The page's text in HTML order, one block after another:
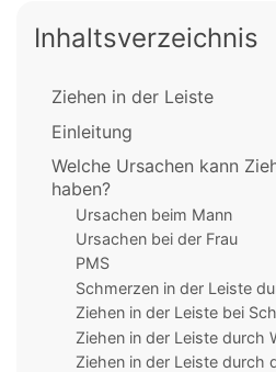
Inhaltsverzeichnis
Ziehen in der Leiste
Einleitung
Welche Ursachen kann
haben?
Ursachen beim Mann
Ursachen bei der Frau
PMS
Schmerzen in der Leiste
Ziehen in der Leiste bei
Ziehen in der Leiste durch
Ziehen in der Leiste durch